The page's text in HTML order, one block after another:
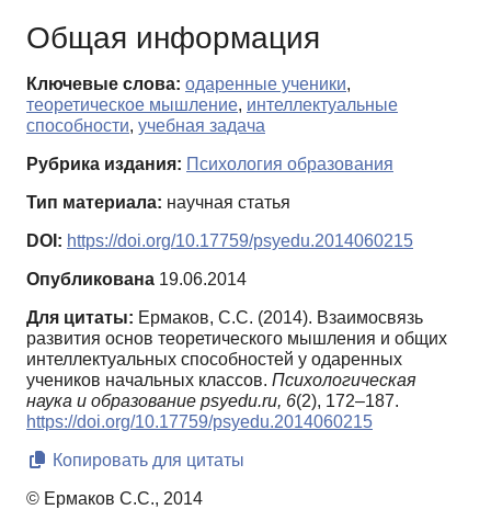
Общая информация
Ключевые слова: одаренные ученики,
теоретическое мышление, интеллектуальные
способности, учебная задача
Рубрика издания: Психология образования
Тип материала: научная статья
DOI: https://doi.org/10.17759/psyedu.2014060215
Опубликована 19.06.2014
Для цитаты: Ермаков, С.С. (2014). Взаимосвязь
развития основ теоретического мышления и общих
интеллектуальных способностей у одаренных
учеников начальных классов. Психологическая
наука и образование psyedu.ru, 6(2), 172–187.
https://doi.org/10.17759/psyedu.2014060215
Копировать для цитаты
© Ермаков С.С., 2014